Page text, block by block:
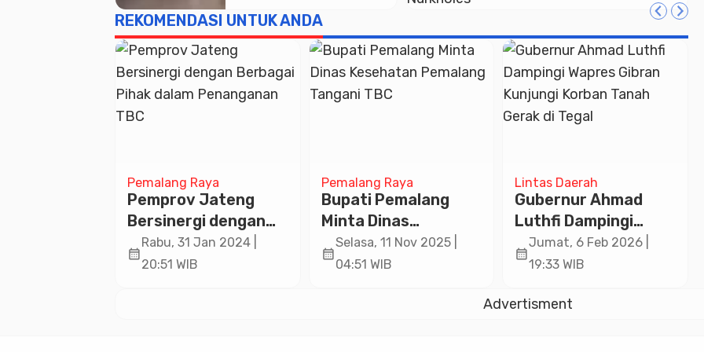
Kompetisi Islami
yang Membangun
Karakter Santri
Apresiasi Dedikasi
REKOMENDASI UNTUK ANDA
Pemalang Raya
Pemprov Jateng
Bersinergi dengan
Berbagai Pihak
dalam Penanganan
calendar_month
Rabu, 31 Jan 2024 |
20:51 WIB
Pemalang Raya
Bupati Pemalang
Minta Dinas
Kesehatan Pemalang
Tangani TBC
calendar_month
Selasa, 11 Nov 2025 |
04:51 WIB
Lintas Daerah
Gubernur Ahmad
Luthfi Dampingi
Wapres Gibran
Kunjungi Korban
calendar_month
Jumat, 6 Feb 2026 |
19:33 WIB
Advertisment